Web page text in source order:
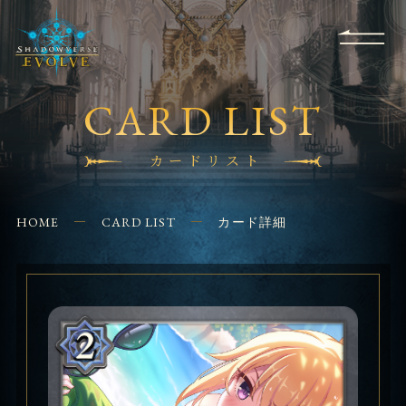
Q&A
EVENT SHOPS
FOR
BEGINNERS
APPLICATION
CONTACT
CARD LIST
カードリスト
HOME CARD LIST カード詳細